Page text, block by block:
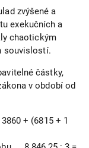
zvýšené a
exekučních a
chaotickým
souvislostí.
částky,
v období od
+ (6815 + 1